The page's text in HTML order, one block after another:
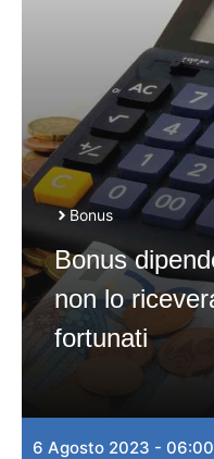
Bonus
Bonus
non lo
fortunati
6 Agosto 2023 - 06:00